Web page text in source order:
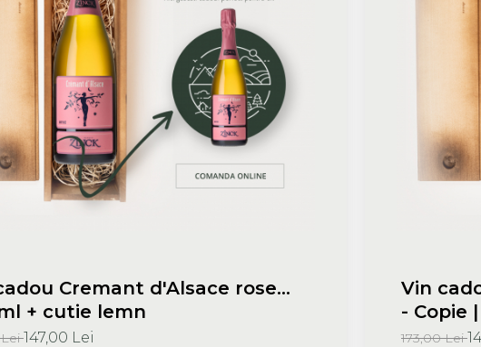
Cremant d'Alsace rose
+ cutie lemn
Lei147,00 Lei
Vin
- Copie
173,00 Lei